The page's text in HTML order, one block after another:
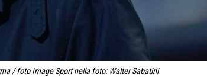
/ foto Image Sport nella foto: Walter Sabatini